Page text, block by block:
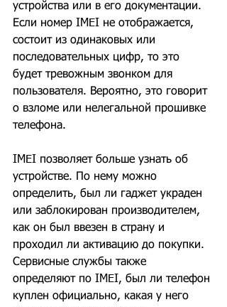
устройства или в его документации.
Если номер IMEI не отображается,
состоит из одинаковых или
последовательных цифр, то это
будет тревожным звонком для
пользователя. Вероятно, это говорит
о взломе или нелегальной прошивке
телефона.
IMEI позволяет больше узнать об
устройстве. По нему можно
определить, был ли гаджет украден
или заблокирован производителем,
как он был ввезен в страну и
проходил ли активацию до покупки.
Сервисные службы также
определяют по IMEI, был ли телефон
куплен официально, какая у него